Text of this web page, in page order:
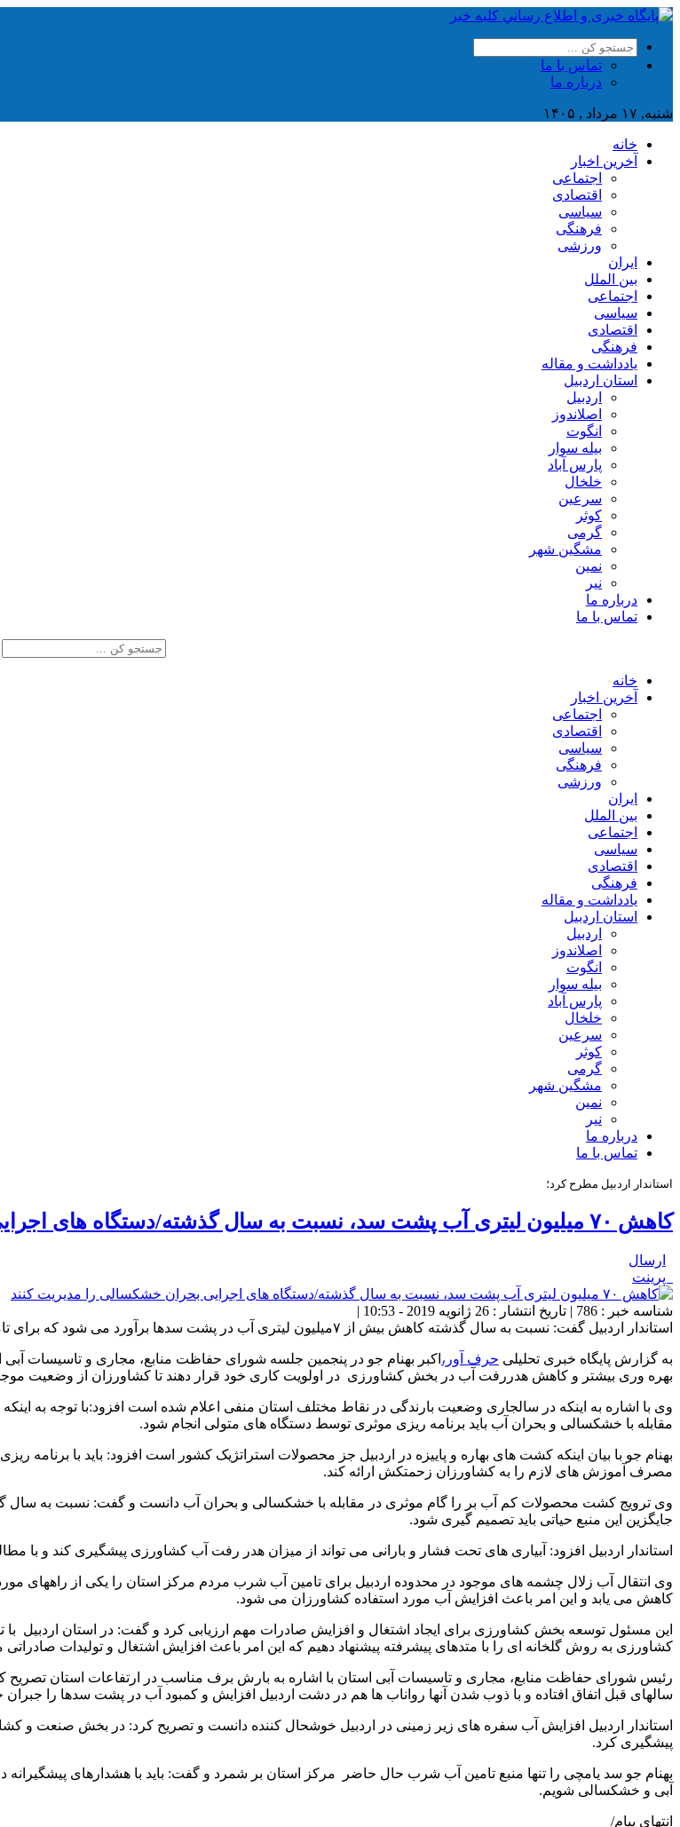
تماس با ما
درباره ما
شنبه, ۱۷ مرداد , ۱۴۰۵
خانه
آخرین اخبار
اجتماعی
اقتصادی
سیاسی
فرهنگی
ورزشی
ایران
بین الملل
اجتماعی
سیاسی
اقتصادی
فرهنگی
یادداشت و مقاله
استان اردبیل
اردبیل
اصلاندوز
انگوت
بیله سوار
پارس آباد
خلخال
سرعین
کوثر
گرمی
مشگین شهر
نمین
نیر
درباره ما
تماس با ما
خانه
آخرین اخبار
اجتماعی
اقتصادی
سیاسی
فرهنگی
ورزشی
ایران
بین الملل
اجتماعی
سیاسی
اقتصادی
فرهنگی
یادداشت و مقاله
استان اردبیل
اردبیل
اصلاندوز
انگوت
بیله سوار
پارس آباد
خلخال
سرعین
کوثر
گرمی
مشگین شهر
نمین
نیر
درباره ما
تماس با ما
استاندار اردبیل مطرح کرد؛
کاهش ۷۰ میلیون لیتری آب پشت سد، نسبت به سال گذشته/دستگاه های اجرایی بحران خشکسالی را مدیریت کنند
ارسال
پرینت
شناسه خبر : 786 | تاریخ انتشار : 26 ژانویه 2019 - 10:53 |
استاندار اردبیل گفت: نسبت به سال گذشته کاهش بیش از ۷میلیون لیتری آب در پشت سدها برآورد می شود که برای تامین و جایگزین این منبع حیاتی باید تصمیم گیری شود.
به گزارش پایگاه خبری تحلیلی حرف آور، اکبر بهنام جو در پنجمین جلسه شورای حفاظت منابع، مجاری و تاسیسات
بهره وری بیشتر و کاهش هدررفت آب در بخش کشاورزی در اولویت کاری خود قرار دهند تا کشاورزان از وضعیت
وی با اشاره به اینکه در سالجاری وضعیت بارندگی در نقاط مختلف استان منفی اعلام شده است افزود:با توجه به
مقابله با خشکسالی و بحران آب باید برنامه ریزی موثری توسط دستگاه های متولی انجام شود.
بهنام جو با بیان اینکه کشت های بهاره و پاییزه در اردبیل جز محصولات استراتژیک کشور است افزود: باید با برنامه
مصرف آموزش های لازم را به کشاورزان زحمتکش ارائه کند.
جایگزین این منبع حیاتی باید تصمیم گیری شود.
استاندار اردبیل افزود: آبیاری های تحت فشار و بارانی می تواند از میزان هدر رفت آب کشاورزی پیشگیری کند و با
وی انتقال آب زلال چشمه های موجود در محدوده اردبیل برای تامین آب شرب مردم مرکز استان را یکی از راههای
کاهش می یابد و این امر باعث افزایش آب مورد استفاده کشاورزان می شود.
این مسئول توسعه بخش کشاورزی برای ایجاد اشتغال و افزایش صادرات مهم ارزیابی کرد و گفت: در استان اردبیل با
کشاورزی به روش گلخانه ای را با متدهای پیشرفته پیشنهاد دهیم که این امر باعث افزایش اشتغال و تولیدات
رئیس شورای حفاظت منابع، مجاری و تاسیسات آبی استان با اشاره به بارش برف مناسب در ارتفاعات استان
سالهای قبل اتفاق افتاده و با ذوب شدن آنها رواناب ها هم در دشت اردبیل افزایش و کمبود آب در پشت سدها را جبران
استاندار اردبیل افزایش آب سفره های زیر زمینی در اردبیل خوشحال کننده دانست و تصریح کرد: در بخش صنعت و
پیشگیری کرد.
بهنام جو سد یامچی را تنها منبع تامین آب شرب حال حاضر مرکز استان بر شمرد و گفت: باید با هشدارهای
آبی و خشکسالی شویم.
انتهای پیام/